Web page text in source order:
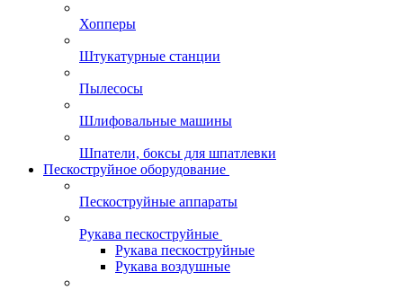
Хопперы
Штукатурные станции
Пылесосы
Шлифовальные машины
Шпатели, боксы для шпатлевки
Пескоструйное оборудование
Пескоструйные аппараты
Рукава пескоструйные
Рукава пескоструйные
Рукава воздушные